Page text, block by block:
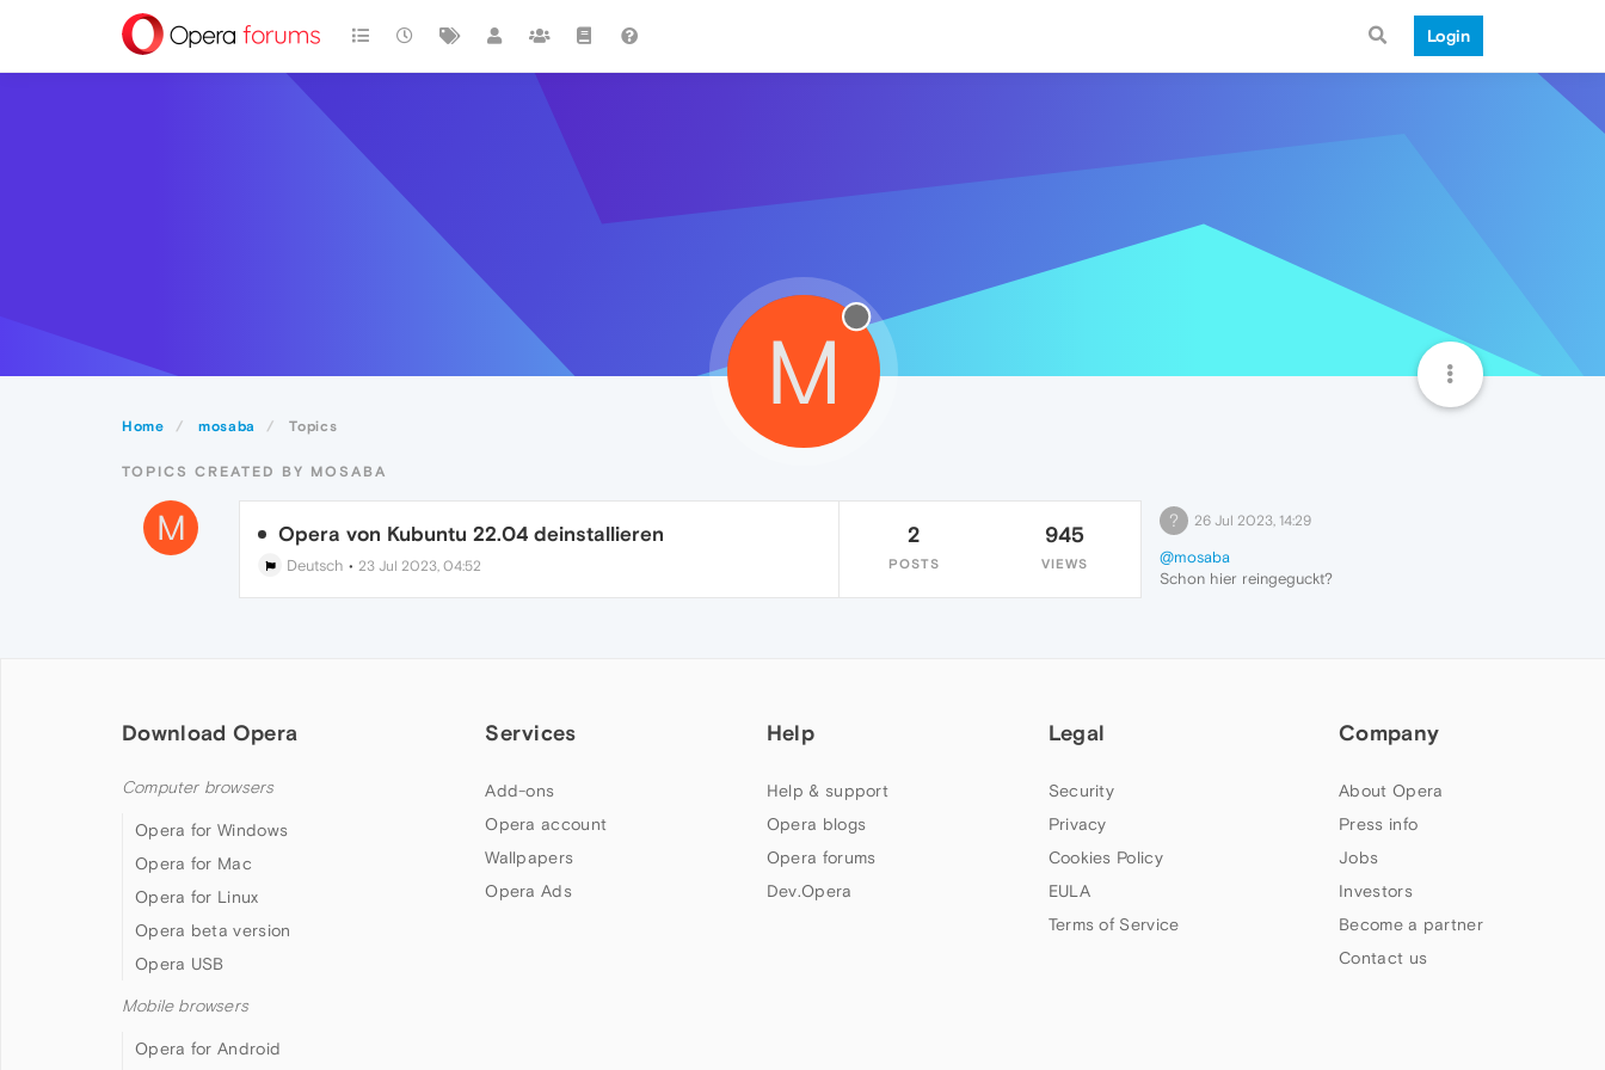
Login
Home mosaba Topics
M
TOPICS CREATED BY MOSABA
M Opera von Kubuntu 22.04 deinstallieren
Deutsch • 23 Jul 2023, 04:52
2
POSTS
945
VIEWS
? 26 Jul 2023, 14:29
@mosaba
Schon hier reingeguckt?
Download Opera
Computer browsers
Opera for Windows
Opera for Mac
Opera for Linux
Opera beta version
Opera USB
Mobile browsers
Opera for Android
Services
Add-ons
Opera account
Wallpapers
Opera Ads
Help
Help & support
Opera blogs
Opera forums
Dev.Opera
Legal
Security
Privacy
Cookies Policy
EULA
Terms of Service
Company
About Opera
Press info
Jobs
Investors
Become a partner
Contact us